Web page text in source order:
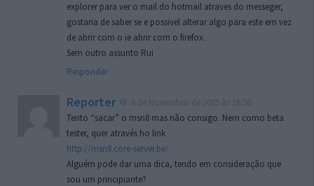
explorer para ver o mail do hotmail atraves do messeger,
gostaria de saber se e possivel alterar algo para este em vez
de abrir com o ie abrir com o firefox.
Sem outro assunto Rui
Responder
Reporter
Tento “sacar” o msn8 mas não consigo. Nem como beta
tester, quer através ho link
http://msn8.core-server.be/
Alguém pode dar uma dica, tendo em consideração que
sou um principiante?